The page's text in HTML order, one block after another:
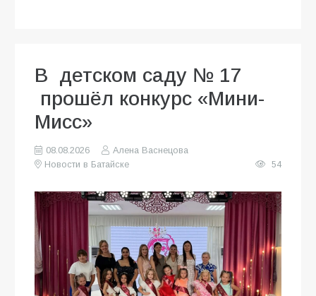
В детском саду № 17
прошёл конкурс «Мини-
Мисс»
08.08.2026
Алена Васнецова
Новости в Батайске
54